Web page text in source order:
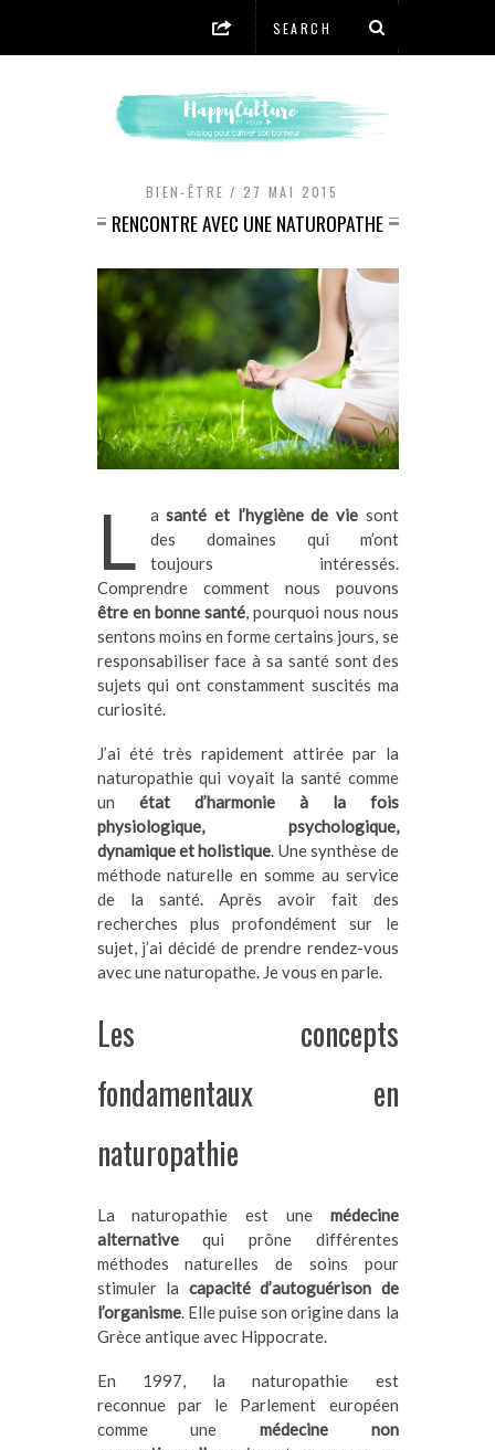
BIEN-ÊTRE 27 MAI 2015
RENCONTRE AVEC UNE NATUROPATHE
L asanté et l’hygiène de viesont
des domaines qui m’ont
toujours intéressés.
Comprendre comment nous pouvons
être en bonne santé, pourquoi nous nous
sentons moins en forme certains jours, se
responsabiliser face à sa santé sont des
sujets qui ont constamment suscités ma
curiosité.
J’ai été très rapidement attirée par la
naturopathie qui voyait la santé comme
un état d’harmonie à la fois
physiologique, psychologique,
dynamique et holistique. Une synthèse de
méthode naturelle en somme au service
de la santé. Après avoir fait des
recherches plus profondément sur le
sujet, j’ai décidé de prendre rendez-vous
avec une naturopathe. Je vous en parle.
Les concepts
fondamentaux en
naturopathie
La naturopathie est une médecine
alternativequi prône différentes
méthodes naturelles de soins pour
stimuler la capacité d’autoguérison de
l’organisme. Elle puise son origine dans la
Grèce antique avec Hippocrate.
En 1997, la naturopathie est
reconnue par le Parlement européen
comme une médecine non